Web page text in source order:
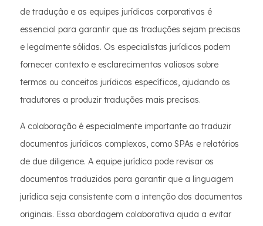
de tradução e as equipes jurídicas corporativas é
essencial para garantir que as traduções sejam precisas
e legalmente sólidas. Os especialistas jurídicos podem
fornecer contexto e esclarecimentos valiosos sobre
termos ou conceitos jurídicos específicos, ajudando os
tradutores a produzir traduções mais precisas.
A colaboração é especialmente importante ao traduzir
documentos jurídicos complexos, como SPAs e relatórios
de due diligence. A equipe jurídica pode revisar os
documentos traduzidos para garantir que a linguagem
jurídica seja consistente com a intenção dos documentos
originais. Essa abordagem colaborativa ajuda a evitar